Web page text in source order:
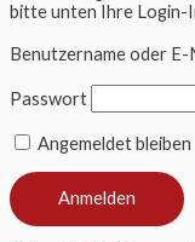
bitte unten Ihre Login-
Benutzername oder
Passwort
Angemeldet bleiben